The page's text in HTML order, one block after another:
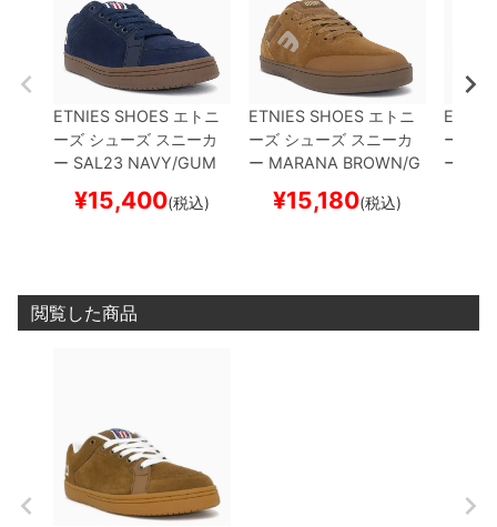
ETNIES SHOES エトニ
ーズ シューズ スニーカ
ー SAL23 NAVY/GUM
スケートボード スケボー
¥15,400(税込)
ETNIES SHOES エトニ
ーズ シューズ スニーカ
ー MARANA BROWN/G
UMスケートボード スケ
ボー¥15,180(税込)
ーズ
ー
閲覧した商品